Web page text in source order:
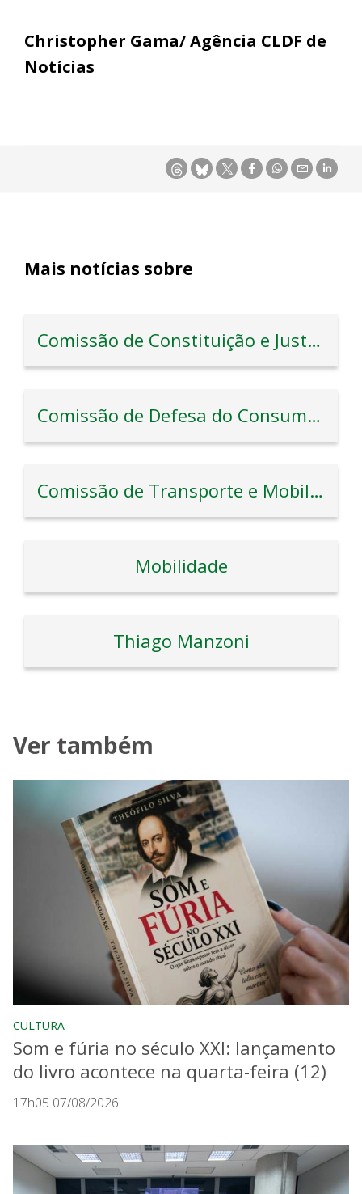
Christopher Gama/ Agência CLDF de
Notícias
Mais notícias sobre
Comissão de Constituição e Justiça
Comissão de Defesa do Consumidor
Comissão de Transporte e Mobilidade Urbana
Mobilidade
Thiago Manzoni
Ver também
CULTURA
Som e fúria no século XXI: lançamento
do livro acontece na quarta-feira (12)
17h05 07/08/2026